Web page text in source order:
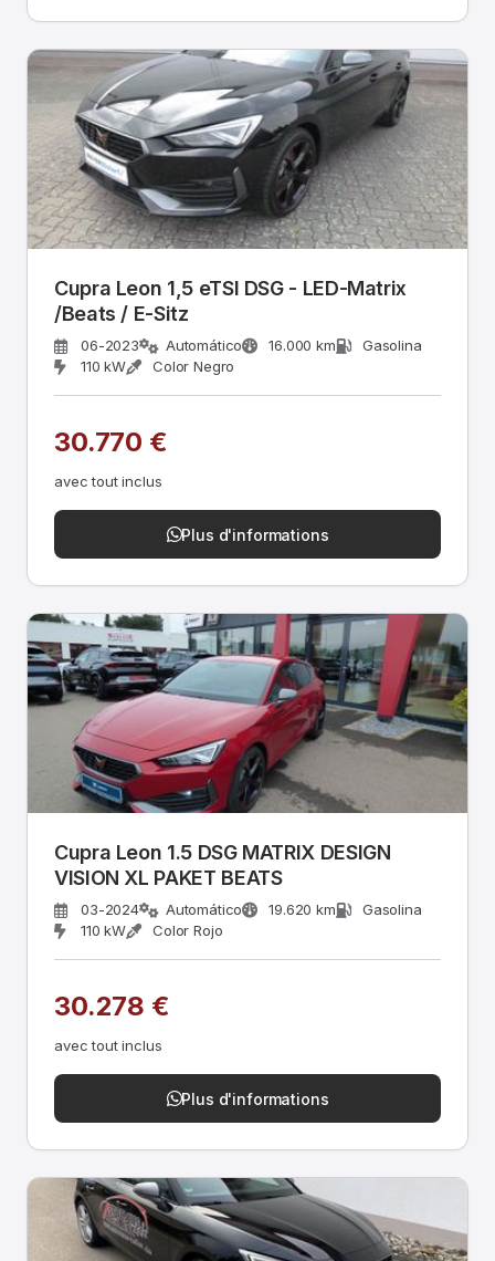
Cupra Leon 1,5 eTSI DSG - LED-Matrix
/Beats / E-Sitz
06-2023 Automático 16.000 km
Gasolina
110 kW
Color Negro
30.770 €
avec tout inclus
Plus d'informations
Cupra Leon 1.5 DSG MATRIX DESIGN
VISION XL PAKET BEATS
03-2024 Automático 19.620 km
Gasolina
110 kW
Color Rojo
30.278 €
avec tout inclus
Plus d'informations